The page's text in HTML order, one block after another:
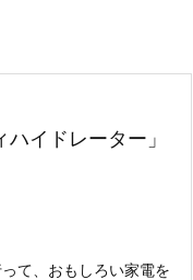
イドレーター」
て、おもしろい家電を